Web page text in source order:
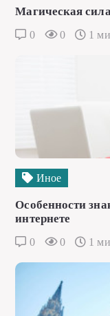
Магическая
0 0 1
Иное
Особенности
интернете
0 0 1